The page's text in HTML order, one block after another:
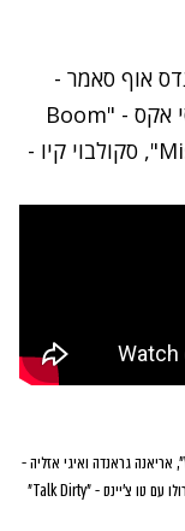
"She Looks So Perfect", ריל אקס סי אקס - "Boom
Clap", פיפת' הרמוני - "Miss Movin On", סקולבוי קיו -
פארל וויליאמס - "Happy", אביצי עם אלו בלאק - "Wake Me Up", אריאנה גראנדה ואיגי אזליה -